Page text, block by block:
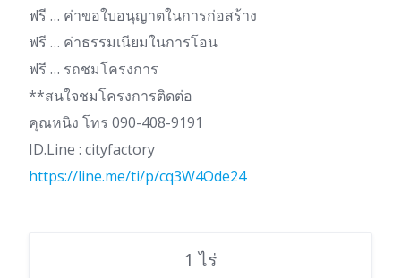
ฟรี … ค่าขอใบอนุญาตในการก่อสร้าง
ฟรี … ค่าธรรมเนียมในการโอน
ฟรี … รถชมโครงการ
**สนใจชมโครงการติดต่อ
คุณหนิง โทร 090-408-9191
ID.Line : cityfactory
https://line.me/ti/p/cq3W4Ode24
1 ไร่